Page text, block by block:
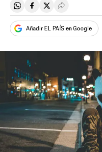
Compartir en Whatsapp
Compartir en
Compartir en
Desplegar
Añadir EL PAÍS en Google